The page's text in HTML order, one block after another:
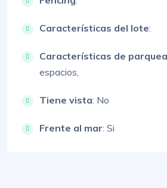
Características del lote:
Características de
espacios,
Tiene vista: No
Frente al mar: Si